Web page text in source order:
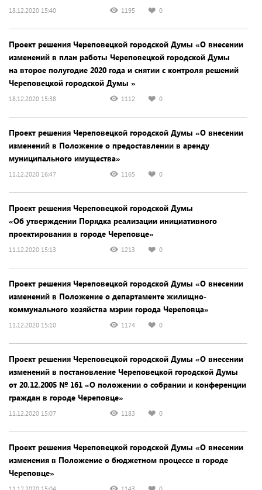
18.12.2020 15:40 1195 0
Проект решения Череповецкой городской Думы «О внесении
изменений в план работы Череповецкой городской Думы
на второе полугодие 2020 года и снятии с контроля решений
Череповецкой городской Думы »
18.12.2020 15:38 1112 0
Проект решения Череповецкой городской Думы «О внесении
изменений в Положение о предоставлении в аренду
муниципального имущества»
11.12.2020 16:47 1165 0
Проект решения Череповецкой городской Думы
«Об утверждении Порядка реализации инициативного
проектирования в городе Череповце»
11.12.2020 15:13 1213 0
Проект решения Череповецкой городской Думы «О внесении
изменений в Положение о департаменте жилищно-
коммунального хозяйства мэрии города Череповца»
11.12.2020 15:10 1174 0
Проект решения Череповецкой городской Думы «О внесении
изменений в постановление Череповецкой городской Думы
от 20.12.2005 № 161 «О положении о собрании и конференции
граждан в городе Череповце»
11.12.2020 15:07 1183 0
Проект решения Череповецкой городской Думы «О внесении
изменения в Положение о бюджетном процессе в городе
Череповце»